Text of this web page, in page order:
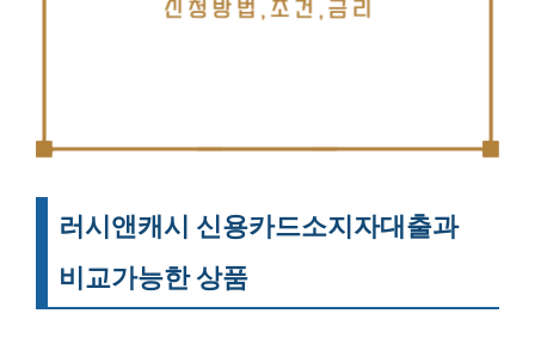
러시앤캐시 신용카드소지자대출과
비교가능한 상품